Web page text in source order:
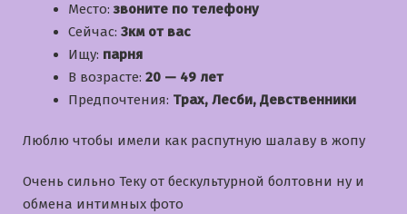
Место:звоните по телефону
Сейчас: 3км от вас
Ищу: парня
В возрасте: 20 — 49 лет
Предпочтения: Трах, Лесби, Девственники
Люблю чтобы имели как распутную шалаву в жопу
Очень сильно Теку от бескультурной болтовни ну и
обмена интимных фото